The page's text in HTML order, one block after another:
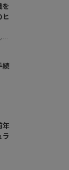
を
ヒ
ョ
続
年
ラ